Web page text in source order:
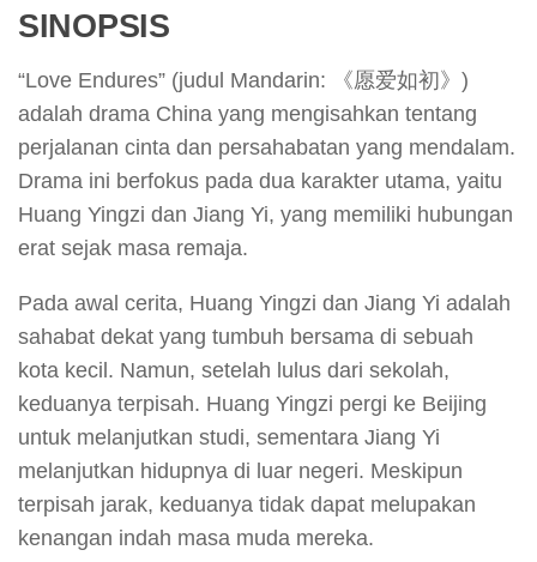
SINOPSIS
“Love Endures” (judul Mandarin: 《愿爱如初》)
adalah drama China yang mengisahkan tentang
perjalanan cinta dan persahabatan yang mendalam.
Drama ini berfokus pada dua karakter utama, yaitu
Huang Yingzi dan Jiang Yi, yang memiliki hubungan
erat sejak masa remaja.
Pada awal cerita, Huang Yingzi dan Jiang Yi adalah
sahabat dekat yang tumbuh bersama di sebuah
kota kecil. Namun, setelah lulus dari sekolah,
keduanya terpisah. Huang Yingzi pergi ke Beijing
untuk melanjutkan studi, sementara Jiang Yi
melanjutkan hidupnya di luar negeri. Meskipun
terpisah jarak, keduanya tidak dapat melupakan
kenangan indah masa muda mereka.